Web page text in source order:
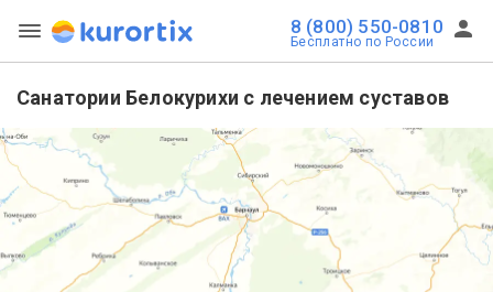
8 (800) 550-0810
Бесплатно по России
Санатории Белокурихи с лечением суставов